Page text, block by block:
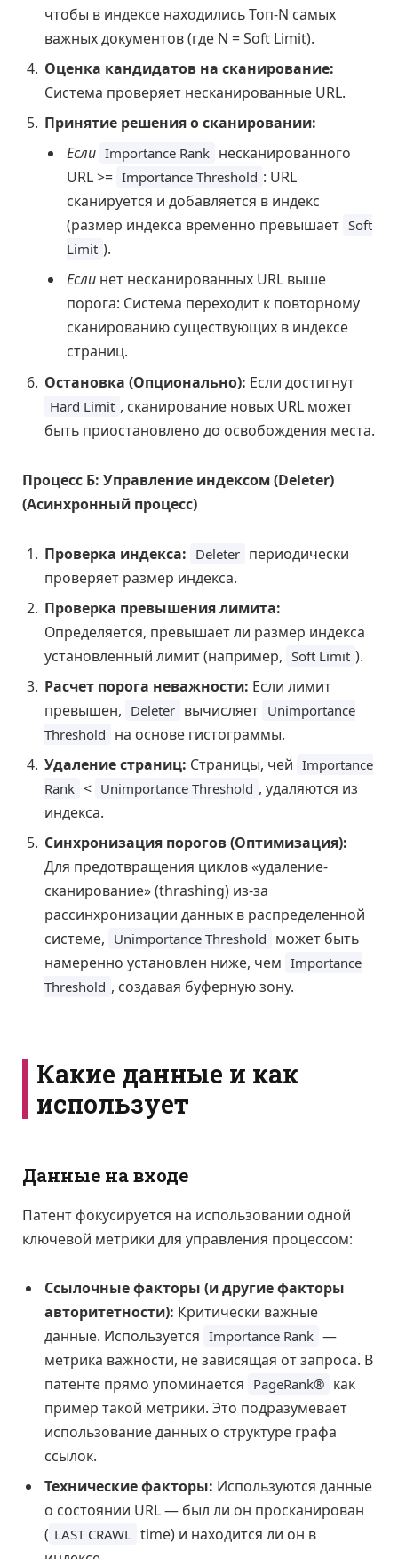
чтобы в индексе находились Топ-N самых
важных документов (где N = Soft Limit).
Оценка кандидатов на сканирование:
Система проверяет несканированные URL.
Принятие решения о сканировании:
Если Importance Rank несканированного
URL >= Importance Threshold : URL
сканируется и добавляется в индекс
(размер индекса временно превышает Soft
Limit ).
Если нет несканированных URL выше
порога: Система переходит к повторному
сканированию существующих в индексе
страниц.
Остановка (Опционально): Если достигнут
Hard Limit , сканирование новых URL может
быть приостановлено до освобождения места.
Процесс Б: Управление индексом (Deleter)
(Асинхронный процесс)
Проверка индекса: Deleter периодически
проверяет размер индекса.
Проверка превышения лимита:
Определяется, превышает ли размер индекса
установленный лимит (например, Soft Limit ).
Расчет порога неважности: Если лимит
превышен, Deleter вычисляет Unimportance
Threshold на основе гистограммы.
Удаление страниц: Страницы, чей Importance
Rank < Unimportance Threshold , удаляются из
индекса.
Синхронизация порогов (Оптимизация):
Для предотвращения циклов «удаление-
сканирование» (thrashing) из-за
рассинхронизации данных в распределенной
системе, Unimportance Threshold может быть
намеренно установлен ниже, чем Importance
Threshold , создавая буферную зону.
Какие данные и как
использует
Данные на входе
Патент фокусируется на использовании одной
ключевой метрики для управления процессом:
Ссылочные факторы (и другие факторы
авторитетности): Критически важные
данные. Используется Importance Rank —
метрика важности, не зависящая от запроса. В
патенте прямо упоминается PageRank® как
пример такой метрики. Это подразумевает
использование данных о структуре графа
ссылок.
Технические факторы: Используются данные
о состоянии URL — был ли он просканирован
( LAST CRAWL time) и находится ли он в